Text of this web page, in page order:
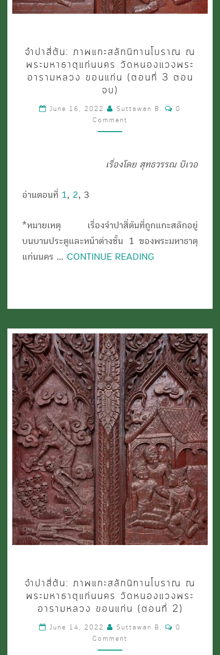
ต้น:
ภาพ
แกะ
สลัก
ณ
นคร
วัด
หนอง
อาราม
ขอนแก่น
(ตอน
ที่
3
ตอน
จบ)
จำปาสี่ต้น: ภาพแกะสลักนิทานโบราณ ณ
พระมหาธาตุแก่นนคร วัดหนองแวงพระ
อารามหลวง ขอนแก่น (ตอนที่ 3 ตอน
จบ)
June 16, 2022 Suttawan B. Comments
0
Comment
เรื่องโดย สุทธวรรณ บีเวอ
อ่านตอนที่ 1, 2, 3
*หมายเหตุ เรื่องจำปาสี่ต้นที่ถูกแกะสลักอยู่
บนบานประตูและหน้าต่างชั้น 1 ของพระมหาธาตุ
แก่นนคร … CONTINUE READING
ต้น:
แกะ
สลัก
จำปาสี่ต้น: ภาพแกะสลักนิทานโบราณ ณ
พระมหาธาตุแก่นนคร วัดหนองแวงพระ
อารามหลวง ขอนแก่น (ตอนที่ 2)
June 14, 2022 Suttawan B. Comments
0
Comment